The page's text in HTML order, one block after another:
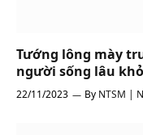
Tướng lông mày
người sống lâu
22/11/2023 By NTSM |